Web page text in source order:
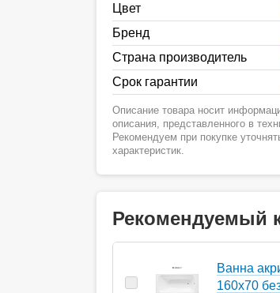
Цвет
Бренд
Страна производитель
Срок гарантии
Описание товара носит
описания, представленного в
Рекомендуем при покупке
характеристик.
Рекомендуемый
Ванна
160х70